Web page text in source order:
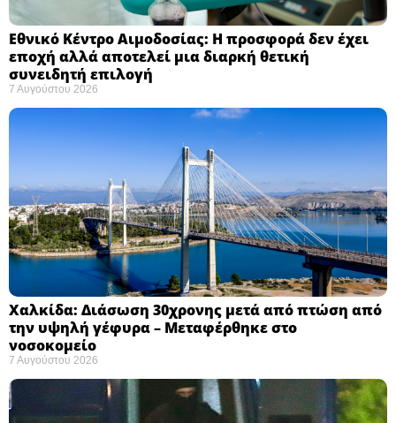
Εθνικό Κέντρο Αιμοδοσίας: H προσφορά δεν έχει
εποχή αλλά αποτελεί μια διαρκή θετική
συνειδητή επιλογή ​
7 Αυγούστου 2026
Χαλκίδα: Διάσωση 30χρονης μετά από πτώση από
την υψηλή γέφυρα – Μεταφέρθηκε στο
νοσοκομείο ​
7 Αυγούστου 2026